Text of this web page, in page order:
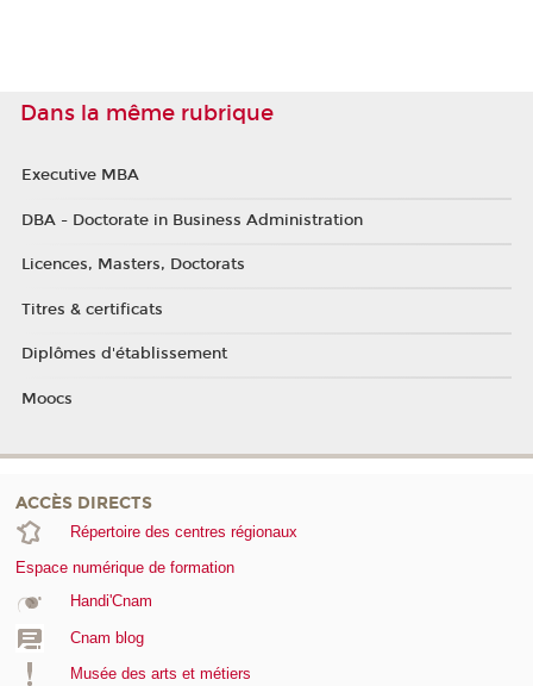
Dans la même rubrique
Executive MBA
DBA - Doctorate in Business Administration
Licences, Masters, Doctorats
Titres & certificats
Diplômes d'établissement
Moocs
ACCÈS DIRECTS
Répertoire des centres régionaux
Espace numérique de formation
Handi'Cnam
Cnam blog
Musée des arts et métiers